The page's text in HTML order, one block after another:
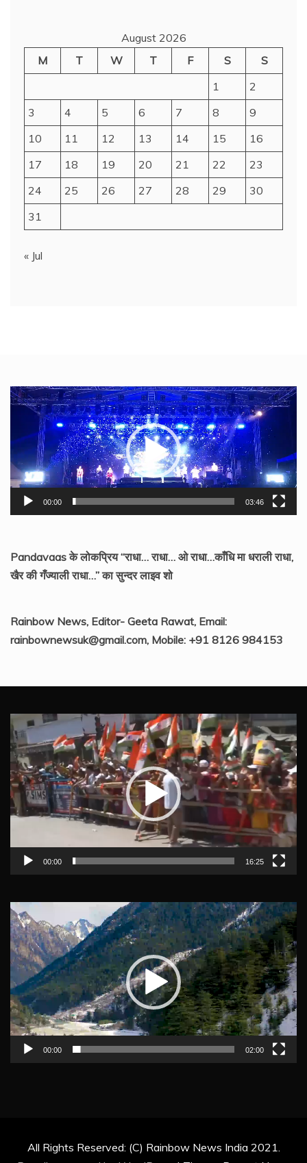
August 2026
M
T W T F S
S
1
2
3
4 5 6 7 8
9
10
11 12 13 14 15
16
17
18 19 20 21 22
23
24
25 26 27 28 29
30
31
« Jul
Video
Player
00:00 03:46
Pandavaas के लोकप्रिय “राधा… राधा… ओ राधा…काँधि मा धराली राधा,
खैर की गँज्याली राधा…” का सुन्दर लाइव शो
Rainbow News, Editor- Geeta Rawat, Email:
rainbownewsuk@gmail.com, Mobile: +91 8126 984153
Video
Player
00:00 16:25
Video
Player
00:00 02:00
All Rights Reserved: (C) Rainbow News India 2021.